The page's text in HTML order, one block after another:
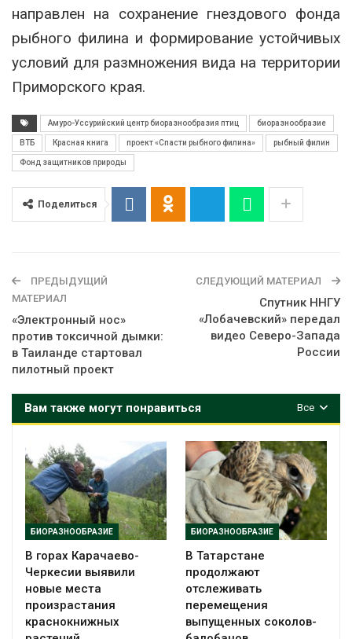
направлен на сохранение гнездового фонда
рыбного филина и формирование устойчивых
условий для размножения вида на территории
Приморского края.
Амуро-Уссурийский центр биоразнообразия птиц биоразнообразие
ВТБ Красная книга проект «Спасти рыбного филина» рыбный филин
Фонд защитников природы
Поделиться
ПРЕДЫДУЩИЙ
МАТЕРИАЛ
«Электронный нос»
против токсичной дымки:
в Таиланде стартовал
пилотный проект
СЛЕДУЮЩИЙ МАТЕРИАЛ
Спутник ННГУ
«Лобачевский» передал
видео Северо-Запада
России
Все
Вам также могут понравиться
БИОРАЗНООБРАЗИЕ
В горах Карачаево-
Черкесии выявили
новые места
произрастания
краснокнижных
БИОРАЗНООБРАЗИЕ
В Татарстане
продолжают
отслеживать
перемещения
выпущенных соколов-